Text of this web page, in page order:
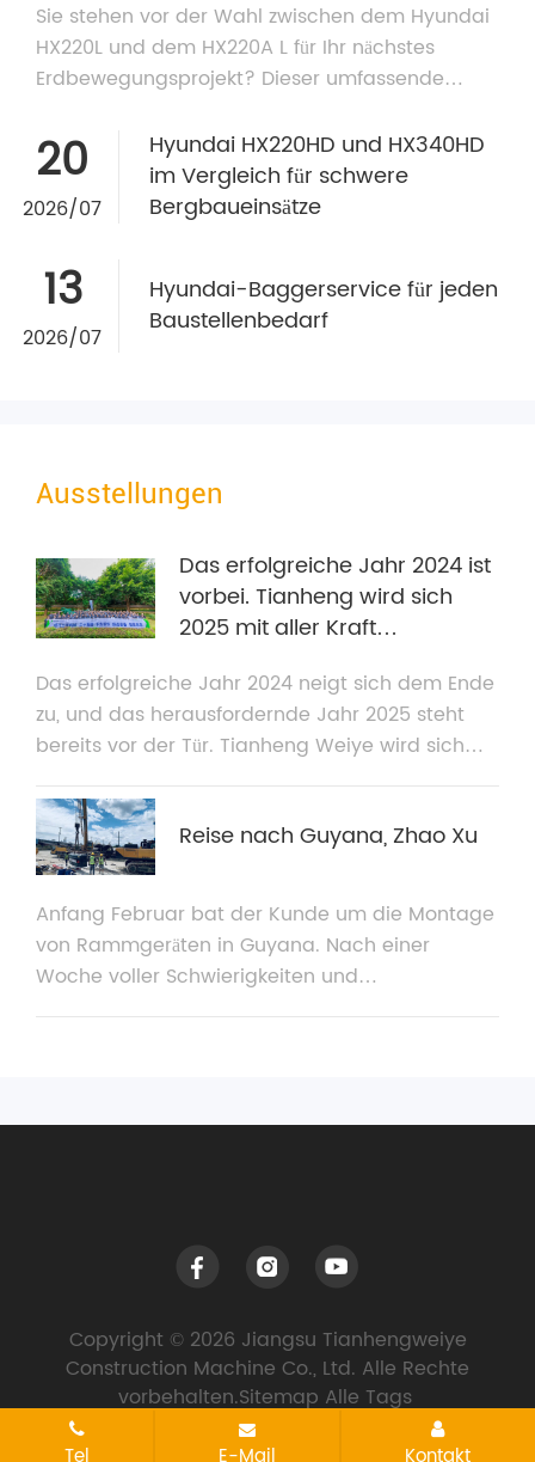
Sie stehen vor der Wahl zwischen dem Hyundai
HX220L und dem HX220A L für Ihr nächstes
Erdbewegungsprojekt? Dieser umfassende
dem modernen A-Series Stage V-Motor, der
EPFC-Hydraulik und dem schweren
Gegengewicht gegenüber. Erfahren Sie, welche
Feuchtgebieten, weichen Böden oder
Emissionszonen maximiert. Dank Tianhengs 15-
jähriger Exporterfahrung bieten wir Ihnen
außerdem maßgeschneiderte
optimieren, und fordern Sie eine individuelle
CIF-Proforma-Rechnung (PI) an.
20
2026/07
Hyundai HX220HD und HX340HD
im Vergleich für schwere
Bergbaueinsätze
13
2026/07
Hyundai-Baggerservice für jeden
Baustellenbedarf
Ausstellungen
Das erfolgreiche Jahr 2024 ist
vorbei. Tianheng wird sich
2025 mit aller Kraft
Das erfolgreiche Jahr 2024 neigt sich dem Ende
zu, und das herausfordernde Jahr 2025 steht
bereits vor der Tür. Tianheng Weiye wird sich
2025 den Herausforderungen stellen und hart
arbeiten.
Reise nach Guyana, Zhao Xu
Anfang Februar bat der Kunde um die Montage
von Rammgeräten in Guyana. Nach einer
Woche voller Schwierigkeiten und
Herausforderungen traf das Rammgerät
Inbetriebnahmearbeiten unter schwierigen
Copyright © 2026 Jiangsu Tianhengweiye
Construction Machine Co., Ltd. Alle Rechte
vorbehalten.Sitemap Alle Tags